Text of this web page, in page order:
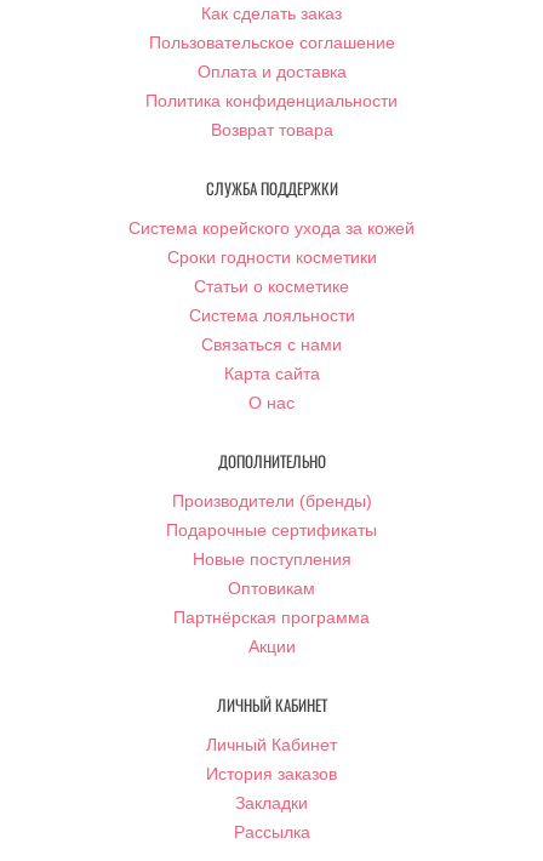
Как сделать заказ
Пользовательское соглашение
Оплата и доставка
Политика конфиденциальности
Возврат товара
СЛУЖБА ПОДДЕРЖКИ
Система корейского ухода за кожей
Сроки годности косметики
Статьи о косметике
Система лояльности
Связаться с нами
Карта сайта
О нас
ДОПОЛНИТЕЛЬНО
Производители (бренды)
Подарочные сертификаты
Новые поступления
Оптовикам
Партнёрская программа
Акции
ЛИЧНЫЙ КАБИНЕТ
Личный Кабинет
История заказов
Закладки
Рассылка